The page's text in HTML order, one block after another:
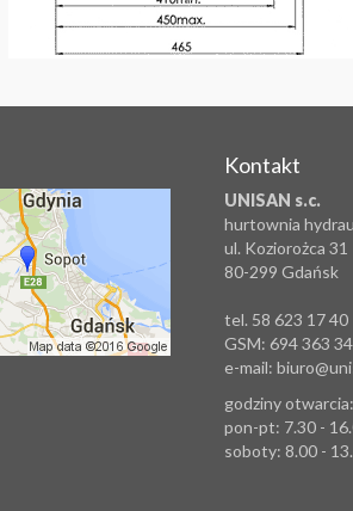
Kontakt
UNISAN s.c.
hurtownia
ul. Koziorożca 31
80-299 Gdańsk
tel. 58 623 17 40
GSM: 694 363
e-mail:
godziny otwarcia:
pon-pt: 7.30 -
soboty: 8.00 -